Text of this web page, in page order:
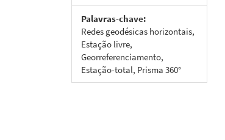
Palavras-chave:
Redes geodésicas horizontais,
Estação livre,
Georreferenciamento,
Estação-total, Prisma 360°